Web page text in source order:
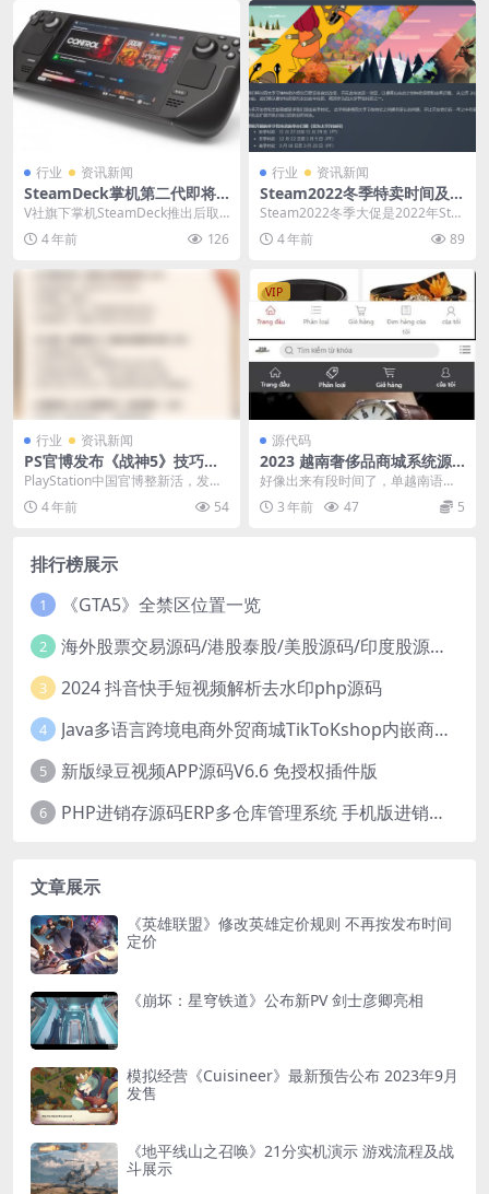
行业 资讯新闻
SteamDeck掌机第二代即将
推出 改善屏幕和电池续航
V社旗下掌机SteamDeck推出后取
得了空前的成功，长时间霸占Stea
m周销榜...
4 年前 126
行业 资讯新闻
Steam2022冬季特卖时间及St
eam免费好用加速器推荐
Steam2022冬季大促是2022年Ste
am平台最后一个力度最大、打折游
戏数...4 年前 89
行业 资讯新闻
PS官博发布《战神5》技巧测
试题 试试你能得几分？
PlayStation中国官博整新活，发布
了一套《战神：诸神黄昏》“技巧命
题人密...
4 年前 54
VIP
源代码
2023 越南奢侈品商城系统源
码
好像出来有段时间了，单越南语。
UI还可以
3 年前 47 5
排行榜展示
1 《GTA5》全禁区位置一览
2 海外股票交易源码/港股泰股/美股源码/印度股源码/马拉西亚股票源码/国际股票配资
3 2024 抖音快手短视频解析去水印php源码
4 Java多语言跨境电商外贸商城TikToKshop内嵌商城I商家入驻I一键铺
5 新版绿豆视频APP源码V6.6 免授权插件版
6 PHP进销存源码ERP多仓库管理系统 手机版进销存 php网络版进销存小程序
文章展示
《英雄联盟》修改英雄定价规则 不再按发布时间
定价
《崩坏：星穹铁道》公布新PV 剑士彦卿亮相
模拟经营《Cuisineer》最新预告公布 2023年9月
发售
《地平线山之召唤》21分实机演示 游戏流程及战
斗展示